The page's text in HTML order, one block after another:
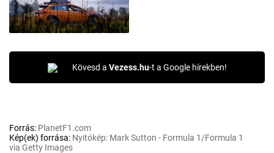
Kövesd a Vezess.hu-t a Google hírekben!
Forrás: PlanetF1.com
Kép(ek) forrása: Nyitókép: Mark Sutton - Formula 1/Formula 1
via Getty Images